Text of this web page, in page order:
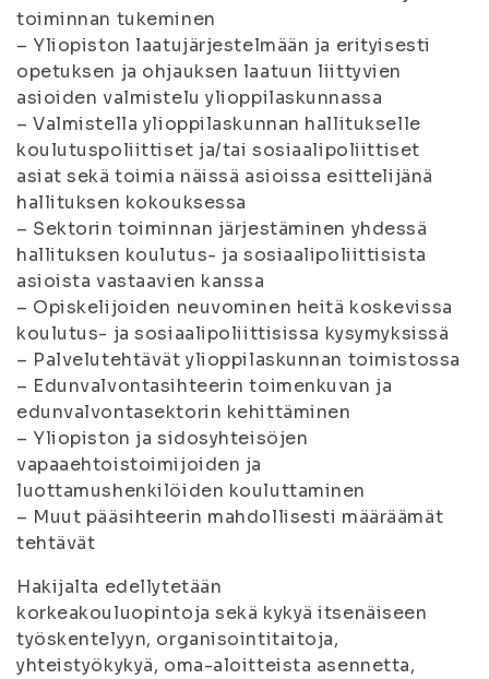
toiminnan tukeminen
– Yliopiston laatujärjestelmään ja erityisesti
opetuksen ja ohjauksen laatuun liittyvien
asioiden valmistelu ylioppilaskunnassa
– Valmistella ylioppilaskunnan hallitukselle
koulutuspoliittiset ja/tai sosiaalipoliittiset
asiat sekä toimia näissä asioissa esittelijänä
hallituksen kokouksessa
– Sektorin toiminnan järjestäminen yhdessä
hallituksen koulutus- ja sosiaalipoliittisista
asioista vastaavien kanssa
– Opiskelijoiden neuvominen heitä koskevissa
koulutus- ja sosiaalipoliittisissa kysymyksissä
– Palvelutehtävät ylioppilaskunnan toimistossa
– Edunvalvontasihteerin toimenkuvan ja
edunvalvontasektorin kehittäminen
– Yliopiston ja sidosyhteisöjen
vapaaehtoistoimijoiden ja
luottamushenkilöiden kouluttaminen
– Muut pääsihteerin mahdollisesti määräämät
tehtävät
Hakijalta edellytetään
korkeakouluopintoja sekä kykyä itsenäiseen
työskentelyyn, organisointitaitoja,
yhteistyökykyä, oma-aloitteista asennetta,